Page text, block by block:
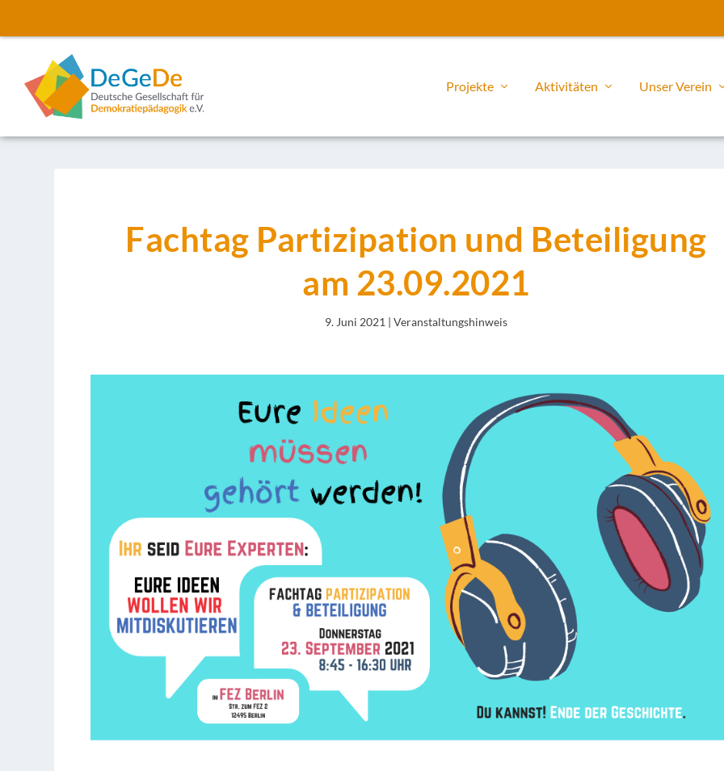
Projekte Aktivitäten Unser Verein
Fachtag Partizipation und Beteiligung
am 23.09.2021
9. Juni 2021 | Veranstaltungshinweis